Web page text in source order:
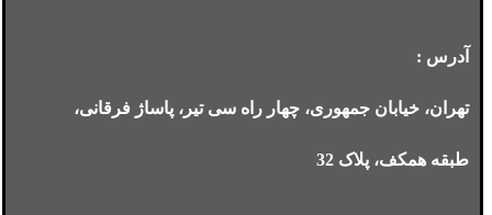
آدرس :
تهران، خیابان جمهوری، چهار راه سی تیر، پاساژ فرقانی،
طبقه همکف، پلاک 32